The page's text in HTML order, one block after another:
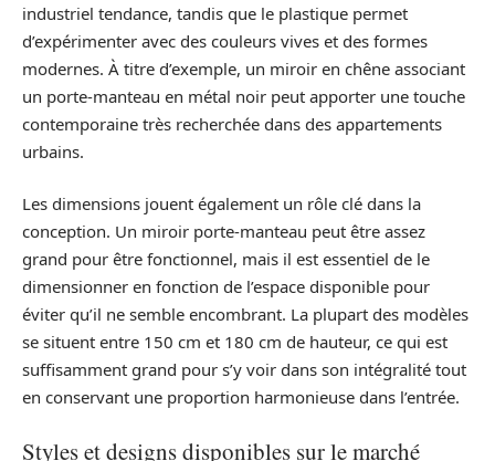
industriel tendance, tandis que le plastique permet
d’expérimenter avec des couleurs vives et des formes
modernes. À titre d’exemple, un miroir en chêne associant
un porte-manteau en métal noir peut apporter une touche
contemporaine très recherchée dans des appartements
urbains.
Les dimensions jouent également un rôle clé dans la
conception. Un miroir porte-manteau peut être assez
grand pour être fonctionnel, mais il est essentiel de le
dimensionner en fonction de l’espace disponible pour
éviter qu’il ne semble encombrant. La plupart des modèles
se situent entre 150 cm et 180 cm de hauteur, ce qui est
suffisamment grand pour s’y voir dans son intégralité tout
en conservant une proportion harmonieuse dans l’entrée.
Styles et designs disponibles sur le marché